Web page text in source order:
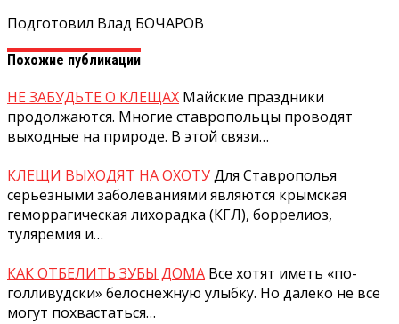
Подготовил Влад БОЧАРОВ
Похожие публикации
НЕ ЗАБУДЬТЕ О КЛЕЩАХ Майские праздники
продолжаются. Многие ставропольцы проводят
выходные на природе. В этой связи…
КЛЕЩИ ВЫХОДЯТ НА ОХОТУДля Ставрополья
серьёзными заболеваниями являются крымская
геморрагическая лихорадка (КГЛ), боррелиоз,
туляремия и…
КАК ОТБЕЛИТЬ ЗУБЫ ДОМА Все хотят иметь «по-
голливудски» белоснежную улыбку. Но далеко не все
могут похвастаться…